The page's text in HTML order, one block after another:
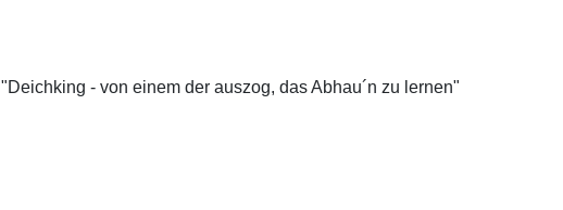
"Deichking - von einem der auszog, das Abhau´n zu lernen"